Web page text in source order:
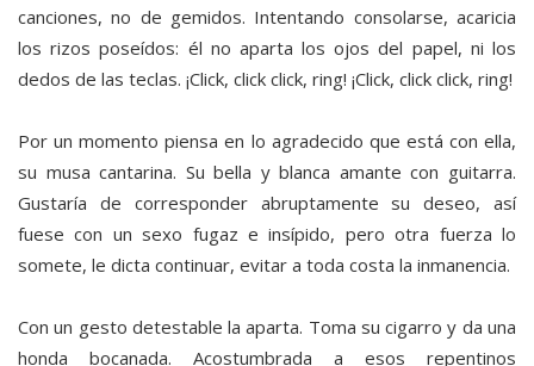
canciones, no de gemidos. Intentando consolarse, acaricia
los rizos poseídos: él no aparta los ojos del papel, ni los
dedos de las teclas. ¡Click, click click, ring! ¡Click, click click, ring!
Por un momento piensa en lo agradecido que está con ella,
su musa cantarina. Su bella y blanca amante con guitarra.
Gustaría de corresponder abruptamente su deseo, así
fuese con un sexo fugaz e insípido, pero otra fuerza lo
somete, le dicta continuar, evitar a toda costa la inmanencia.
Con un gesto detestable la aparta. Toma su cigarro y da una
honda bocanada. Acostumbrada a esos repentinos